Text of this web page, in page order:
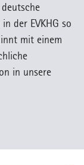
der EVKHG so
mit einem
in unsere